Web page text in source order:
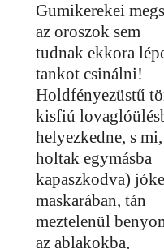
Gumikerekei
az oroszok sem
tudnak ekkora
tankot csinálni!
Holdfényezüstű
kisfiú
helyezkedne, s
holtak egymásba
kapaszkodva)
maskarában, tán
meztelenül
az ablakokba,